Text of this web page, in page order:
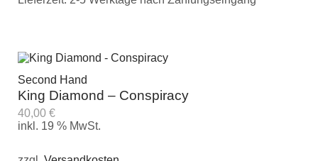
Second Hand
King Diamond – Conspiracy
40,00 €
inkl. 19 % MwSt.